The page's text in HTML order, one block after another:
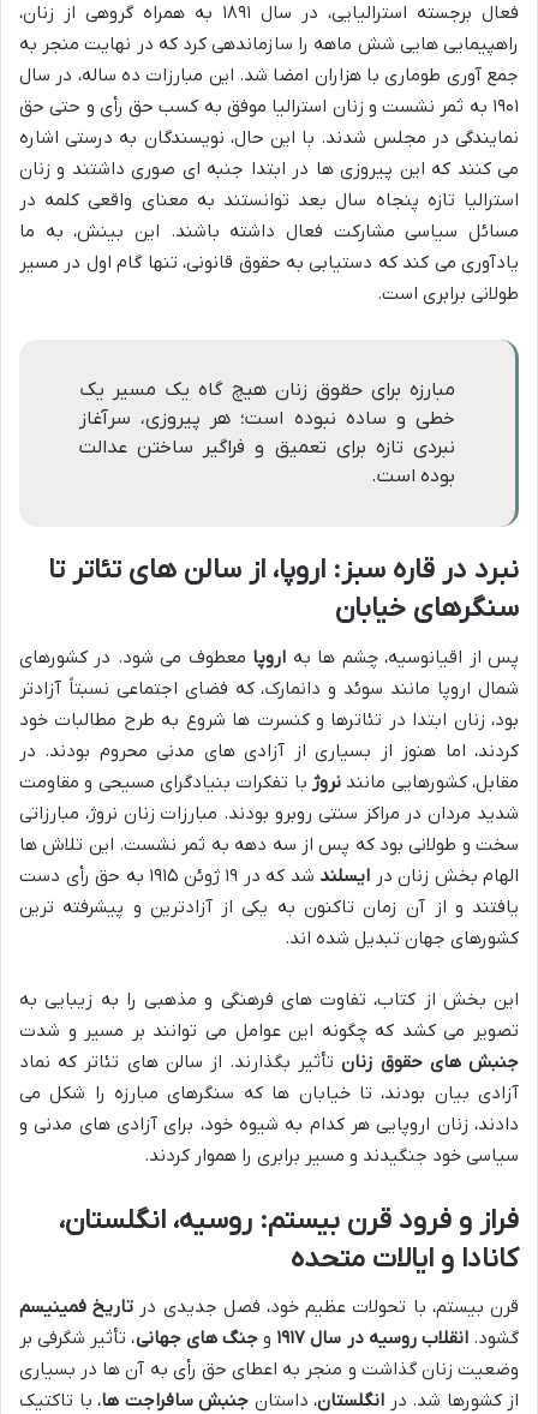
فعال برجسته استرالیایی، در سال ۱۸۹۱ به همراه گروهی از زنان،
راهپیمایی هایی شش ماهه را سازماندهی کرد که در نهایت منجر به
جمع آوری طوماری با هزاران امضا شد. این مبارزات ده ساله، در سال
۱۹۰۱ به ثمر نشست و زنان استرالیا موفق به کسب حق رأی و حتی حق
نمایندگی در مجلس شدند. با این حال، نویسندگان به درستی اشاره
می کنند که این پیروزی ها در ابتدا جنبه ای صوری داشتند و زنان
استرالیا تازه پنجاه سال بعد توانستند به معنای واقعی کلمه در
مسائل سیاسی مشارکت فعال داشته باشند. این بینش، به ما
یادآوری می کند که دستیابی به حقوق قانونی، تنها گام اول در مسیر
طولانی برابری است.
مبارزه برای حقوق زنان هیچ گاه یک مسیر یک
خطی و ساده نبوده است؛ هر پیروزی، سرآغاز
نبردی تازه برای تعمیق و فراگیر ساختن عدالت
بوده است.
نبرد در قاره سبز: اروپا، از سالن های تئاتر تا
سنگرهای خیابان
پس از اقیانوسیه، چشم ها به اروپا معطوف می شود. در کشورهای
شمال اروپا مانند سوئد و دانمارک، که فضای اجتماعی نسبتاً آزادتر
بود، زنان ابتدا در تئاترها و کنسرت ها شروع به طرح مطالبات خود
کردند، اما هنوز از بسیاری از آزادی های مدنی محروم بودند. در
مقابل، کشورهایی مانند نروژ با تفکرات بنیادگرای مسیحی و مقاومت
شدید مردان در مراکز سنتی روبرو بودند. مبارزات زنان نروژ، مبارزاتی
سخت و طولانی بود که پس از سه دهه به ثمر نشست. این تلاش ها
الهام بخش زنان در ایسلند
شد که در ۱۹ ژوئن ۱۹۱۵ به حق رأی دست
یافتند و از آن زمان تاکنون به یکی از آزادترین و پیشرفته ترین
کشورهای جهان تبدیل شده اند.
این بخش از کتاب، تفاوت های فرهنگی و مذهبی را به زیبایی به
تصویر می کشد که چگونه این عوامل می توانند بر مسیر و شدت
جنبش های حقوق زنانتأثیر بگذارند. از سالن های تئاتر که نماد
آزادی بیان بودند، تا خیابان ها که سنگرهای مبارزه را شکل می
دادند، زنان اروپایی هر کدام به شیوه خود، برای آزادی های مدنی و
سیاسی خود جنگیدند و مسیر برابری را هموار کردند.
فراز و فرود قرن بیستم: روسیه، انگلستان،
کانادا و ایالات متحده
قرن بیستم، با تحولات عظیم خود، فصل جدیدی در تاریخ فمینیسم
گشود.انقلاب روسیه در سال ۱۹۱۷ وجنگ های جهانی، تأثیر شگرفی بر
وضعیت زنان گذاشت و منجر به اعطای حق رأی به آن ها در بسیاری
از کشورها شد. در انگلستان، داستان جنبش سافراجت ها، با تاکتیک